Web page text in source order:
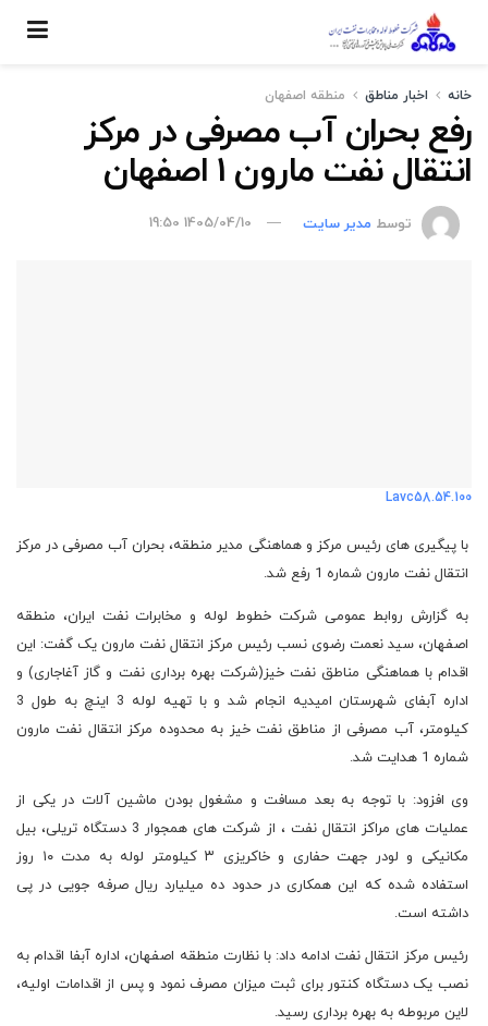
خانه اخبار مناطق منطقه اصفهان
رفع بحران آب مصرفی در مرکز
انتقال نفت مارون 1 اصفهان
توسط مدیر سایت 1405/04/10 19:50
Lavc58.54.100
با پیگیری های رئیس مرکز و هماهنگی مدیر منطقه، بحران آب مصرفی در مرکز
انتقال نفت مارون شماره 1 رفع شد.
به گزارش روابط عمومی شرکت خطوط لوله و مخابرات نفت ایران، منطقه
اصفهان، سید نعمت رضوی نسب رئیس مرکز انتقال نفت مارون یک گفت: این
اقدام با هماهنگی مناطق نفت خیز(شرکت بهره برداری نفت و گاز آغاجاری) و
اداره آبفای شهرستان امیدیه انجام شد و با تهیه لوله 3 اینچ به طول 3
کیلومتر، آب مصرفی از مناطق نفت خیز به محدوده مرکز انتقال نفت مارون
شماره 1 هدایت شد.
وی افزود: با توجه به بعد مسافت و مشغول بودن ماشین آلات در یکی از
عملیات های مراکز انتقال نفت ، از شرکت های همجوار 3 دستگاه تریلی، بیل
مکانیکی و لودر جهت حفاری و خاکریزی ۳ کیلومتر لوله به مدت ۱۰ روز
استفاده شده که این همکاری در حدود ده میلیارد ریال صرفه جویی در پی
داشته است.
رئیس مرکز انتقال نفت ادامه داد: با نظارت منطقه اصفهان، اداره آبفا اقدام به
نصب یک دستگاه کنتور برای ثبت میزان مصرف نمود و پس از اقدامات اولیه،
لاین مربوطه به بهره برداری رسید.